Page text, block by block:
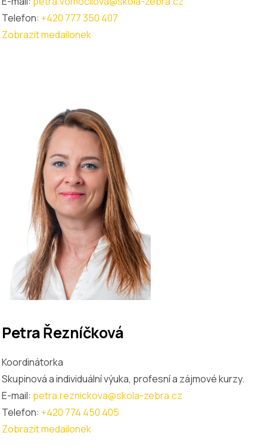
Telefon: +420 777 350 407
Zobrazit medailonek
Petra Řezníčková
Koordinátorka
Skupinová a individuální výuka, profesní a zájmové kurzy.
E-mail: petra.reznickova@skola-zebra.cz
Telefon: +420 774 450 405
Zobrazit medailonek